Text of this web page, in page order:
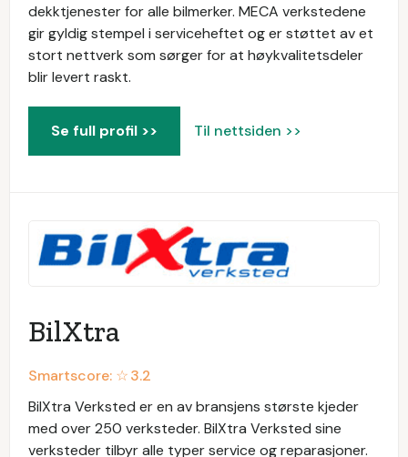
dekktjenester for alle bilmerker. MECA verkstedene
gir gyldig stempel i serviceheftet og er støttet av et
stort nettverk som sørger for at høykvalitetsdeler
blir levert raskt.
Se full profil >> Til nettsiden >>
BilXtra
Smartscore: ☆3.2
BilXtra Verksted er en av bransjens største kjeder
med over 250 verksteder. BilXtra Verksted sine
verksteder tilbyr alle typer service og reparasjoner.